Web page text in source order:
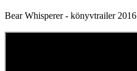
Bear Whisperer - könyvtrailer 2016